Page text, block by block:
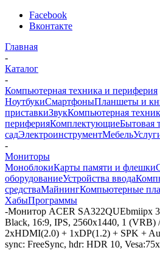
Facebook
Вконтакте
Главная
-
Каталог
-
Компьютерная техника и периферия
НоутбукиСмартфоныПланшеты и
приставкиЗвукКомпьютерная
периферияКомплектующиеБытовая
садЭлектроинструментМебель
-
Мониторы
МоноблокиКарты памяти и флешки
оборудованиеУстройства ввода
средстваМайнингКомпьютерные
ХабыПрограммы
-Монитор ACER SA322QUEbmiipx
Black, 16:9, IPS, 2560x1440, 1 (VRB)
2xHDMI(2.0) + 1xDP(1.2) + SPK +
sync: FreeSync, hdr: HDR 10,